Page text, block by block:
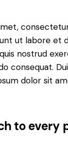
ut labore et
nostrud
consequat.
dolor sit
to every